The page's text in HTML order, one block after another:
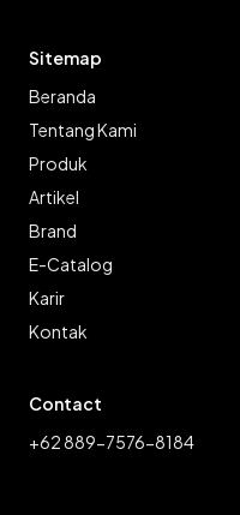
Sitemap
Beranda
Tentang Kami
Produk
Artikel
Brand
E-Catalog
Karir
Kontak
Contact
+62 889-7576-8184